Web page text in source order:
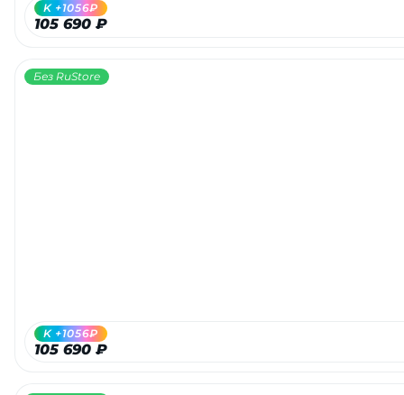
105 690 ₽
K +1056₽
Без RuStore
105 690 ₽
K +1056₽